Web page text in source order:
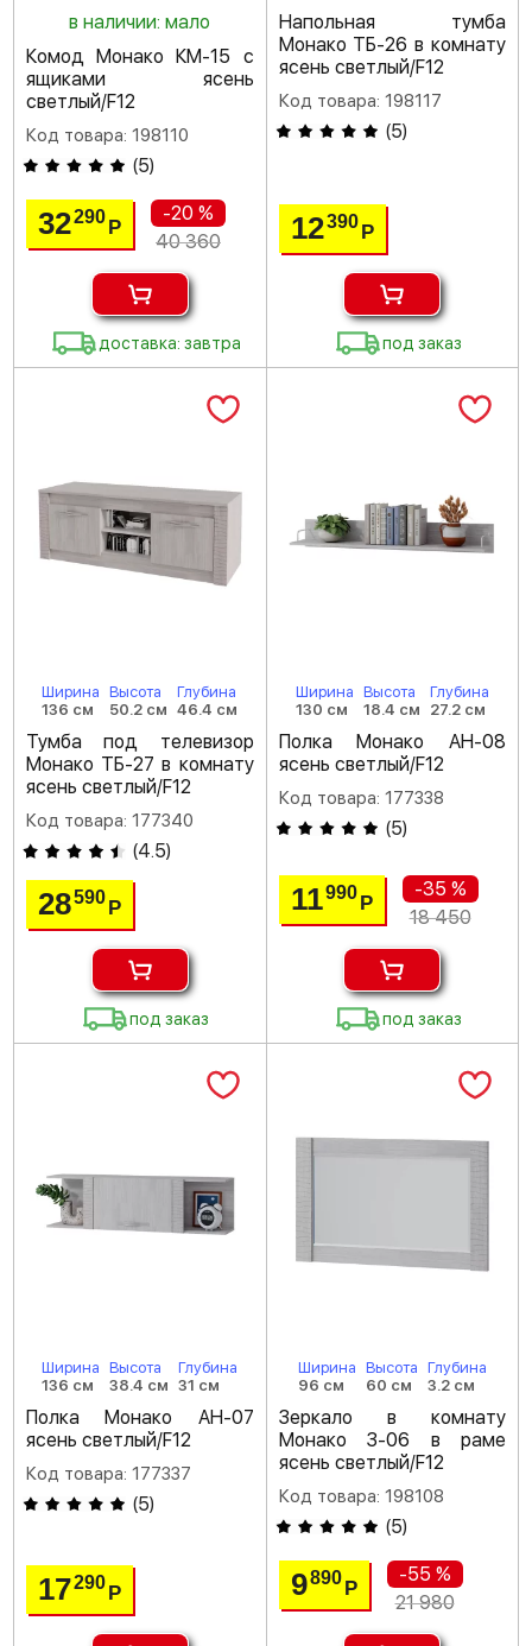
в наличии: мало
Комод Монако КМ-15 с
ящиками ясень
светлый/F12
Код товара: 198110
(5)
32290Р
-20 %
40 360
доставка: завтра
Напольная тумба
Монако ТБ-26 в комнату
ясень светлый/F12
Код товара: 198117
(5)
12390 Р
под заказ
Ширина
136 см
Высота
50.2 см
Глубина
46.4 см
Тумба под телевизор
Монако ТБ-27 в комнату
ясень светлый/F12
Код товара: 177340
(4.5)
28590Р
под заказ
Ширина
130 см
Высота
18.4 см
Глубина
27.2 см
Полка Монако АН-08
ясень светлый/F12
Код товара: 177338
(5)
11990 Р
-35 %
18 450
под заказ
Ширина
136 см
Высота
38.4 см
Глубина
31 см
Полка Монако АН-07
ясень светлый/F12
Код товара: 177337
(5)
17290Р
Ширина
96 см
Высота
60 см
Глубина
3.2 см
Зеркало в комнату
Монако З-06 в раме
ясень светлый/F12
Код товара: 198108
(5)
9890 Р
-55 %
21 980